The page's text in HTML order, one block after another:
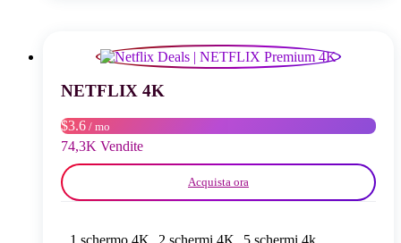
possono
essere
scelte
pagina
del
prodotto
NETFLIX 4K
$3.6 / mo
74,3K Vendite
Acquista ora
1 schermo 4K 2 schermi 4K 5 schermi 4k